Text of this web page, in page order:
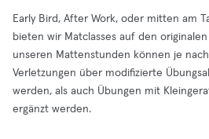
Early Bird, After Work, oder mitten am
bieten wir Matclasses auf den
unseren Mattenstunden können je
Verletzungen über modifizierte
werden, als auch Übungen mit
ergänzt werden.